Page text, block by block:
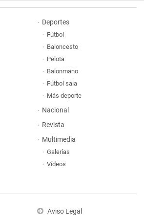
Deportes
Fútbol
Baloncesto
Pelota
Balonmano
Fútbol sala
Más deporte
Nacional
Revista
Multimedia
Galerías
Vídeos
Aviso Legal